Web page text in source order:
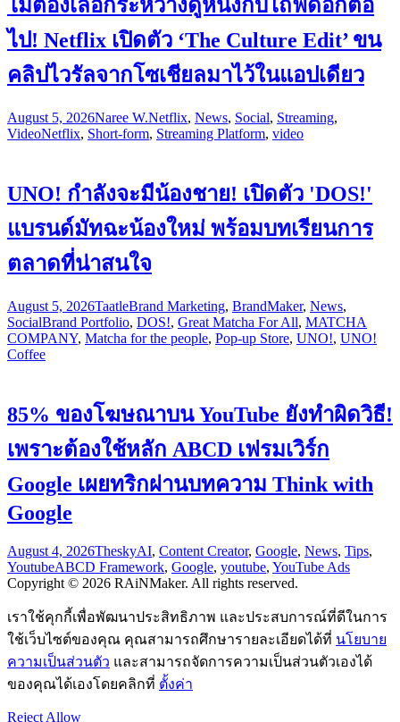
ไม่ต้องเลือกระหว่างดูหนังกับไถฟีดอีกต่อ
ไป! Netflix เปิดตัว ‘The Culture Edit’ ขน
คลิปไวรัลจากโซเชียลมาไว้ในแอปเดียว
August 5, 2026Naree W.Netflix, News, Social, Streaming,
VideoNetflix, Short-form, Streaming Platform, video
UNO! กำลังจะมีน้องชาย! เปิดตัว 'DOS!'
แบรนด์มัทฉะน้องใหม่ พร้อมบทเรียนการ
ตลาดที่น่าสนใจ
August 5, 2026TaatleBrand Marketing, BrandMaker, News,
SocialBrand Portfolio, DOS!, Great Matcha For All, MATCHA
COMPANY, Matcha for the people, Pop-up Store, UNO!, UNO!
Coffee
85% ของโฆษณาบน YouTube ยังทำผิดวิธี!
เพราะต้องใช้หลัก ABCD เฟรมเวิร์ก
Google เผยทริกผ่านบทความ Think with
Google
August 4, 2026TheskyAI, Content Creator, Google, News, Tips,
YoutubeABCD Framework, Google, youtube, YouTube Ads
Copyright © 2026 RAiNMaker. All rights reserved.
เราใช้คุกกี้เพื่อพัฒนาประสิทธิภาพ และประสบการณ์ที่ดีในการ
ใช้เว็บไซต์ของคุณ คุณสามารถศึกษารายละเอียดได้ที่ นโยบาย
ความเป็นส่วนตัว และสามารถจัดการความเป็นส่วนตัวเองได้
ของคุณได้เองโดยคลิกที่ ตั้งค่า
Reject Allow